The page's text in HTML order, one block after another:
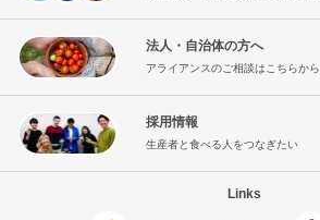
法人・自治体の方へ
アライアンスのご相談はこちらから
採用情報
生産者と食べる人をつなぎたい
Links